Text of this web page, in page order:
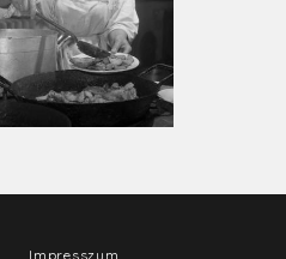
Impresszum